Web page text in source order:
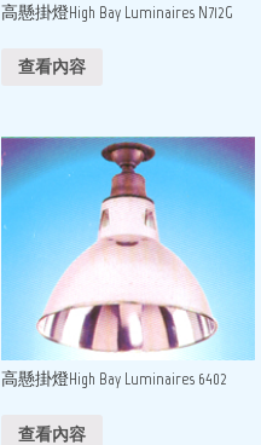
高懸掛燈High Bay Luminaires N712G
查看內容
高懸掛燈High Bay Luminaires 6402
查看內容